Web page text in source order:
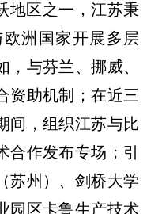
地区之一，江苏秉
洲国家开展多层
与芬兰、挪威、
资助机制；在近三
间，组织江苏与比
作发布专场；引
苏州）、剑桥大学
园区卡鲁生产技术